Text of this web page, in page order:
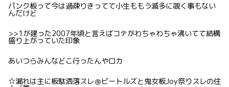
パンク板って今は過疎りきってて小生ももう滅多に覗く事もない
んだけど
>>1が建った2007年頃と言えばコテがわちゃわちゃ沸いてて結構
盛り上がっていた印象
あいつらみんなどこ行ったんやロカ
☆漏れは主に板駄洒落スレ＠ビートルズと鬼女板Joy祭りスレの住